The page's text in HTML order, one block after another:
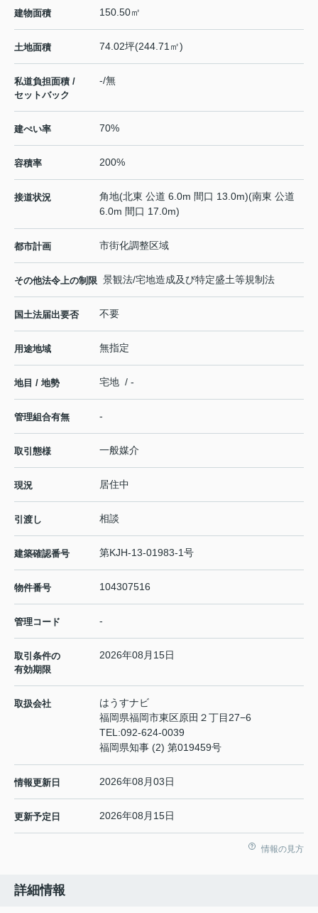
建物面積 150.50㎡
土地面積 74.02坪(244.71㎡)
私道負担面積 /
セットバック
-/無
建ぺい率 70%
容積率 200%
接道状況
角地(北東 公道 6.0m 間口 13.0m)(南東 公道
6.0m 間口 17.0m)
都市計画 市街化調整区域
その他法令上の制限 景観法/宅地造成及び特定盛土等規制法
国土法届出要否 不要
用途地域 無指定
地目 / 地勢 宅地 / -
管理組合有無 -
取引態様 一般媒介
現況 居住中
引渡し 相談
建築確認番号 第KJH-13-01983-1号
物件番号 104307516
管理コード -
取引条件の
有効期限
2026年08月15日
取扱会社
はうすナビ
福岡県福岡市東区原田２丁目27−6
TEL:092-624-0039
福岡県知事 (2) 第019459号
情報更新日 2026年08月03日
更新予定日 2026年08月15日
情報の見方
詳細情報